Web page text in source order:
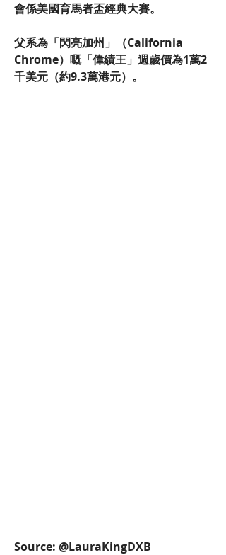
會係美國育馬者盃經典大賽。
父系為「閃亮加州」（California
Chrome）嘅「偉績王」週歲價為1萬2
千美元（約9.3萬港元）。
Source: @LauraKingDXB